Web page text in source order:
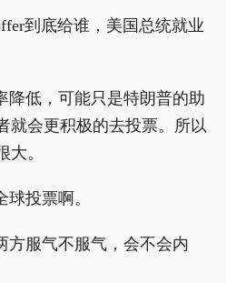
到底给谁，美国总统就业
降低，可能只是特朗普的助
就会更积极的去投票。所以
大。
投票啊。
方服气不服气，会不会内